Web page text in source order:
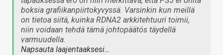
boksia grafiikanpiirtokyvyssä. Varsinkin kun meillä
on tietoa siitä, kuinka RDNA2 arkkitehtuuri toimii,
niin voidaan tehdä tämä johtopäätös täydellä
varmuudella.
Napsauta laajentaaksesi…